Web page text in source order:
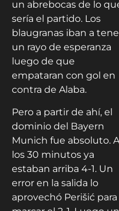
un abrebocas de lo
sería el partido. Los
blaugranas iban a
un rayo de esperanza
luego de que
empataran con gol en
contra de Alaba.
Pero a partir de ahí, el
dominio del Bayern
Munich fue absoluto. A
los 30 minutos ya
estaban arriba 4-1. Un
error en la salida lo
aprovechó Perišić para